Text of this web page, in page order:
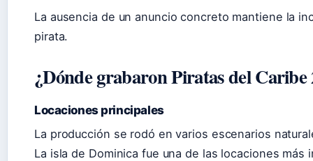
La ausencia de un anuncio concreto mantiene la
pirata.
¿Dónde grabaron Piratas del Caribe
Locaciones principales
La producción se rodó en varios escenarios
La isla de Dominica fue una de las locaciones